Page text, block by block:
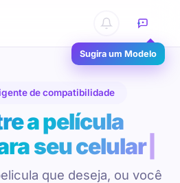
Sugira um Modelo
de compatibilidade
a película
seu celular
que deseja, ou você